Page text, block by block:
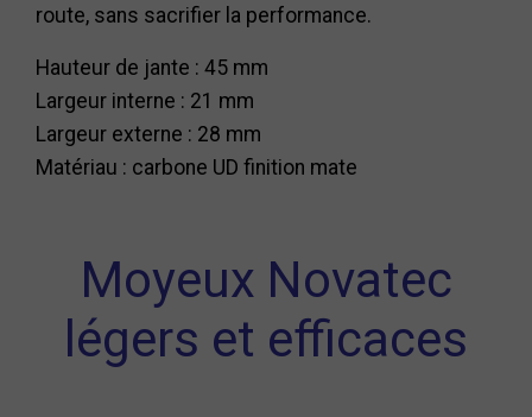
route, sans sacrifier la performance.
Hauteur de jante : 45 mm
Largeur interne : 21 mm
Largeur externe : 28 mm
Matériau : carbone UD finition mate
Moyeux Novatec
légers et efficaces